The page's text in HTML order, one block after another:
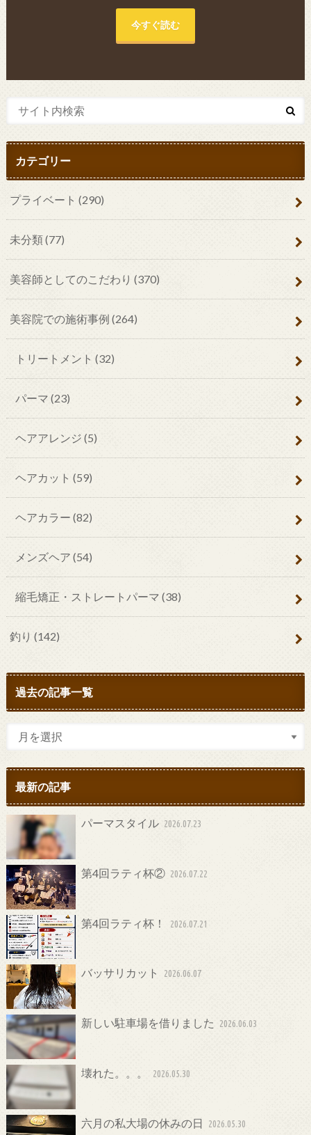
今すぐ読む
カテゴリー
プライベート (290)
未分類(77)
美容師としてのこだわり (370)
美容院での施術事例 (264)
トリートメント (32)
パーマ (23)
ヘアアレンジ (5)
ヘアカット (59)
ヘアカラー (82)
メンズヘア (54)
縮毛矯正・ストレートパーマ (38)
釣り (142)
過去の記事一覧
最新の記事
パーマスタイル 2026.07.23
第4回ラティ杯② 2026.07.22
第4回ラティ杯！ 2026.07.21
バッサリカット 2026.06.07
新しい駐車場を借りました 2026.06.03
壊れた。。。 2026.05.30
六月の私大場の休みの日 2026.05.30